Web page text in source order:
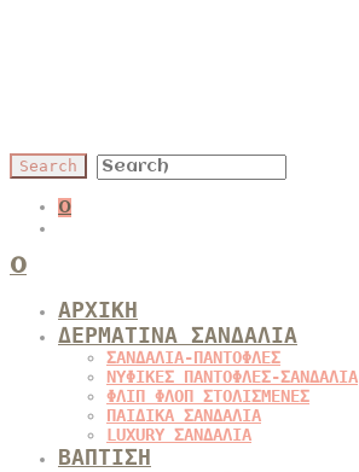
0
0
ΑΡΧΙΚΗ
ΔΕΡΜΑΤΙΝΑ ΣΑΝΔΑΛΙΑ
ΣΑΝΔΑΛΙΑ-ΠΑΝΤΟΦΛΕΣ
ΝΥΦΙΚΕΣ ΠΑΝΤΟΦΛΕΣ-ΣΑΝΔΑΛΙΑ
ΦΛΙΠ ΦΛΟΠ ΣΤΟΛΙΣΜΕΝΕΣ
ΠΑΙΔΙΚΑ ΣΑΝΔΑΛΙΑ
LUXURY ΣΑΝΔΑΛΙΑ
ΒΑΠΤΙΣΗ